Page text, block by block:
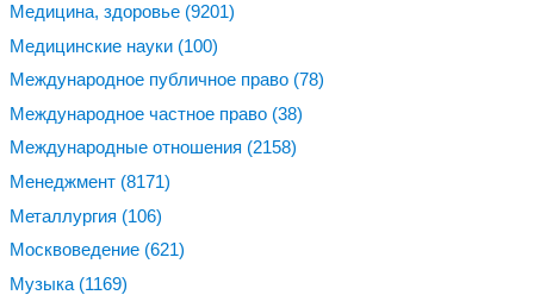
Медицина, здоровье (9201)
Медицинские науки (100)
Международное публичное право (78)
Международное частное право (38)
Международные отношения (2158)
Менеджмент (8171)
Металлургия (106)
Москвоведение (621)
Музыка (1169)